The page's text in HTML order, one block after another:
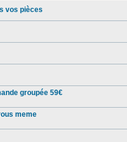
vos pièces
groupée 59€
meme